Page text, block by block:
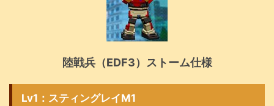
陸戦兵（EDF3）ストーム仕様
Lv1：スティングレイM1